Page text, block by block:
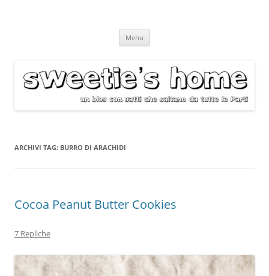
Menu
ARCHIVI TAG: BURRO DI ARACHIDI
Cocoa Peanut Butter Cookies
7 Repliche